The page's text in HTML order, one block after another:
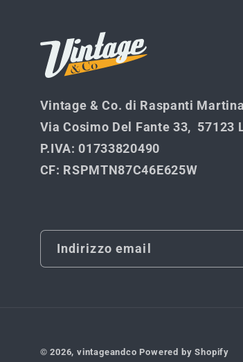
Vintage & Co. di Raspanti Martina
Via Cosimo Del Fante 33, 57123
P.IVA: 01733820490
CF: RSPMTN87C46E625W
Indirizzo email
© 2026, vintageandco Powered by Shopify